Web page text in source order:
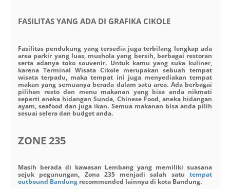
FASILITAS YANG ADA DI GRAFIKA CIKOLE
Fasilitas pendukung yang tersedia juga terbilang lengkap ada
area parkir yang luas, mushola yang bersih, berbagai restoran
serta adanya toko souvenir. Untuk kamu yang suka kuliner,
karena Terminal Wisata Cikole merupakan sebuah tempat
wisata terpadu, maka tempat ini juga menyediakan tempat
makan yang semuanya berada dalam satu area. Ada berbagai
pilihan resto dan menu makanan yang bisa anda nikmati
seperti aneka hidangan Sunda, Chinese Food, aneka hidangan
ayam, seafood dan juga ikan. Semua makanan bisa anda pilih
sesuai selera dan budget anda.
ZONE 235
Masih berada di kawasan Lembang yang memiliki suasana
sejuk pegunungan, Zona 235 menjadi salah satu tempat
outbound Bandung recommended lainnya di kota Bandung.